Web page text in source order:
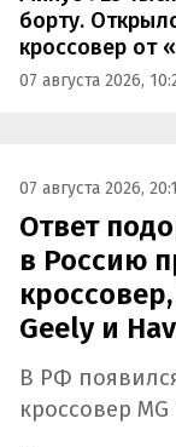
борту.
кроссовер от
07 августа 2026,
07 августа 2026,
Ответ
в Россию
Geely и
В РФ
кроссовер